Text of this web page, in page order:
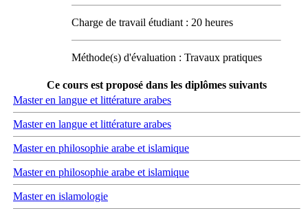
Charge de travail étudiant : 20 heures
Méthode(s) d'évaluation : Travaux pratiques
Ce cours est proposé dans les diplômes suivants
Master en langue et littérature arabes
Master en langue et littérature arabes
Master en philosophie arabe et islamique
Master en philosophie arabe et islamique
Master en islamologie